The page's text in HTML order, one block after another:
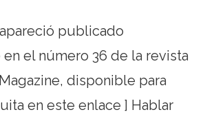
publicado
el número 36 de la revista
disponible para
en este enlace ] Hablar